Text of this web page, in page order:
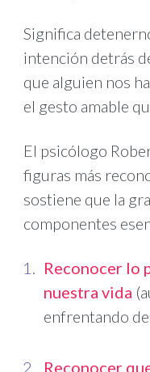
Significa
intención detrás
que alguien nos
el gesto amable
El psicólogo
figuras más
sostiene que la
componentes
Reconocer lo
nuestra vida
enfrentando
Reconocer